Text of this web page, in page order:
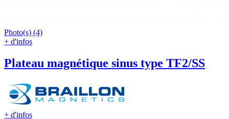
Photo(s) (4)
+ d'infos
Plateau magnétique sinus type TF2/SS
+ d'infos